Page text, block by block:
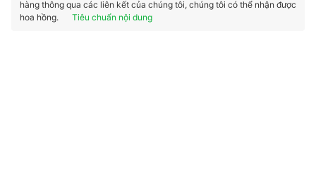
hàng thông qua các liên kết của chúng tôi, chúng tôi có thể nhận được
hoa hồng.
Tiêu chuẩn nội dung